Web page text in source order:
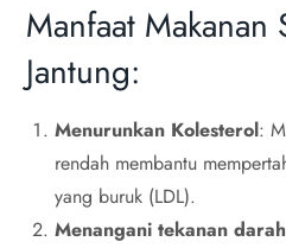
Manfaat Makanan
Jantung:
Menurunkan Kolesterol:
rendah membantu
yang buruk (LDL).
Menangani tekanan darah